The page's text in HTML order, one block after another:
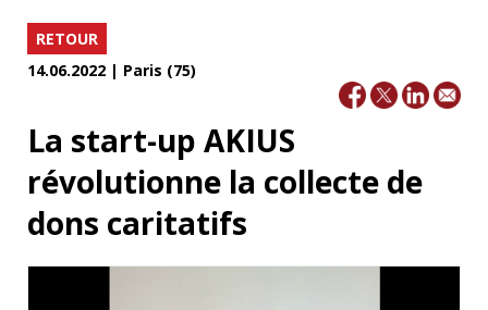
RETOUR
14.06.2022 | Paris (75)
La start-up AKIUS
révolutionne la collecte de
dons caritatifs